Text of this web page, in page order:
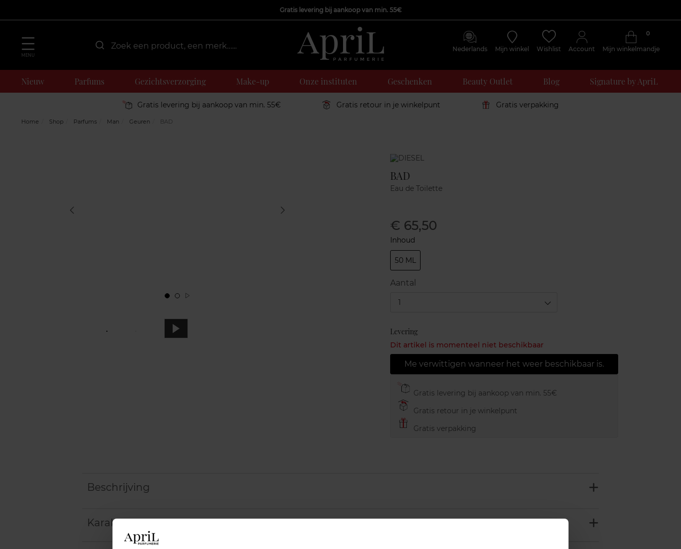
Gratis levering bij aankoop van min. 55€
MENU
Nederlands Mijn winkel Wishlist Account Mijn winkelmandje
0
Nieuw Parfums Gezichtsverzorging Make-up Onze instituten Geschenken Beauty Outlet Blog Signature by ApriL
Gratis levering bij aankoop van min. 55€ Gratis retour in je winkelpunt Gratis verpakking
Home Shop Parfums Man Geuren BAD
Marque
BAD
Eau de Toilette
€ 65,50
Inhoud
50 ML
Aantal
1
Levering
Dit artikel is momenteel niet beschikbaar
Me verwittigen wanneer het weer beschikbaar is.
Gratis levering bij aankoop van min. 55€
Gratis retour in je winkelpunt
Gratis verpakking
Beschrijving
Karakteristieken